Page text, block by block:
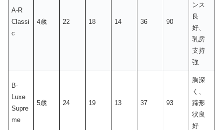
A-R
Classi
c
4歳 22 18 14 36 90
ンス
良
好、
乳房
支持
強
B-
Luxe
Supre
me
5歳 24 19 13 37 93
胸深
く、
蹄形
状良
好